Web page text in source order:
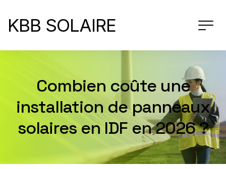
KBB SOLAIRE
Combien coûte une
installation de panneaux
solaires en IDF en 2026 ?